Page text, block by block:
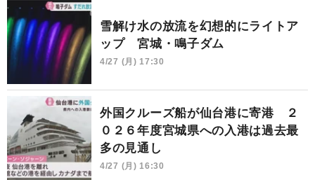
雪解け水の放流を幻想的にライトア
ップ 宮城・鳴子ダム
4/27 (月) 17:30
外国クルーズ船が仙台港に寄港 ２
０２６年度宮城県への入港は過去最
多の見通し
4/27 (月) 16:30